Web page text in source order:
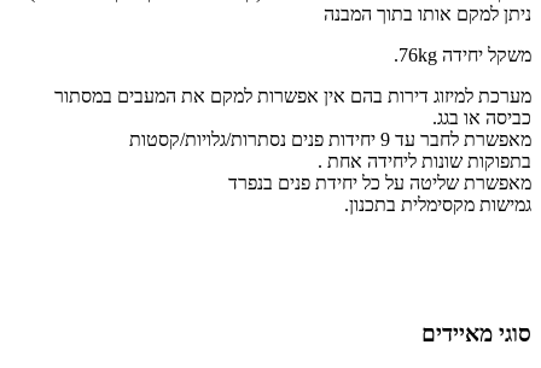
ניתן למקם אותו בתוך המבנה
משקל יחידה 76kg.
מערכת למיזוג דירות בהם אין אפשרות למקם את המעבים במסתור
כביסה או בגג.
מאפשרת לחבר עד 9 יחידות פנים נסתרות/גלויות/קסטות
בתפוקות שונות ליחידה אחת .
מאפשרת שליטה על כל יחידת פנים בנפרד
גמישות מקסימלית בתכנון.
סוגי מאיידים